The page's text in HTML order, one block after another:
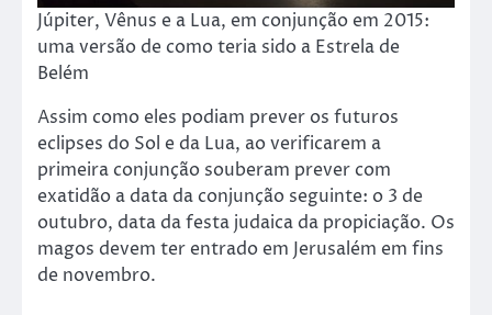
Júpiter, Vênus e a Lua, em conjunção em 2015:
uma versão de como teria sido a Estrela de
Belém
Assim como eles podiam prever os futuros
eclipses do Sol e da Lua, ao verificarem a
primeira conjunção souberam prever com
exatidão a data da conjunção seguinte: o 3 de
outubro, data da festa judaica da propiciação. Os
magos devem ter entrado em Jerusalém em fins
de novembro.